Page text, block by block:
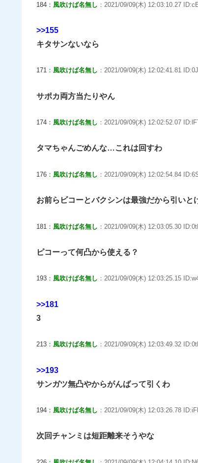
184： 風吹けば名無し ：2021/09/09(木) 12:03:10.27
>>155
キタサンないなら
171： 風吹けば名無し ：2021/09/09(木) 12:02:41.81
サポカ両方当たりやん
174： 風吹けば名無し ：2021/09/09(木) 12:02:52.07
タマちゃんごめんな…これは回すわ
176： 風吹けば名無し ：2021/09/09(木) 12:02:54.84
お前らビコーとバクシンは最強だから引いと
181： 風吹けば名無し ：2021/09/09(木) 12:03:05.30
ピコーって何凸から使える？
193： 風吹けば名無し ：2021/09/09(木) 12:03:25.15
>>181
3
213： 風吹けば名無し ：2021/09/09(木) 12:03:49.32
>>193
サンガツ無凸やからがんばって引くわ
194： 風吹けば名無し ：2021/09/09(木) 12:03:26.78
次回チャンミは短距離来そうやな